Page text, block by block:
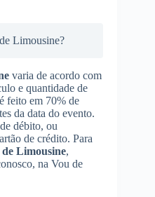
Limousine?
varia de acordo com
e quantidade de
feito em 70% de
da data do evento.
débito, ou
de crédito. Para
Limousine,
na Vou de